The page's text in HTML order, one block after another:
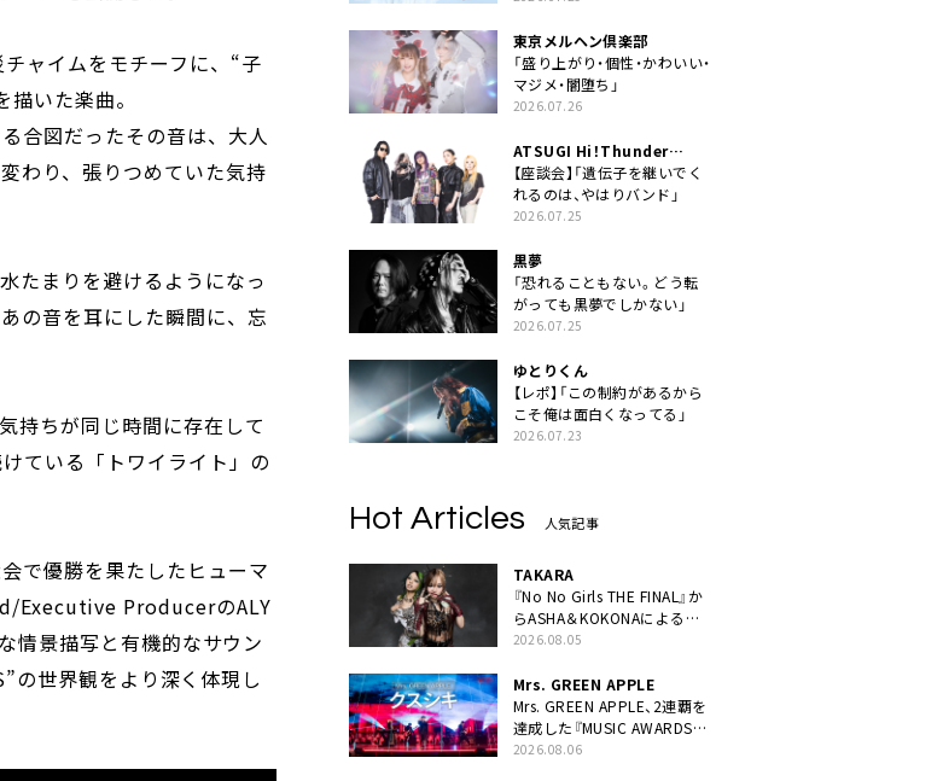
ャイムをモチーフに、“子
いた楽曲。
合図だったその音は、大人
わり、張りつめていた気持
たまりを避けるようになっ
の音を耳にした瞬間に、忘
持ちが同じ時間に存在して
ている「トワイライト」の
で優勝を果たしたヒューマ
Executive ProducerのALY
情景描写と有機的なサウン
の世界観をより深く体現し
東京メルヘン倶楽部
「盛り上がり・個性・かわいい・
マジメ・闇堕ち」
2026.07.26
ATSUGI Hi！Thunder
Rock Festival
【座談会】「遺伝子を継いでく
れるのは、やはりバンド」
2026.07.25
黒夢
「恐れることもない。どう転
がっても黒夢でしかない」
2026.07.25
ゆとりくん
【レポ】「この制約があるから
こそ俺は面白くなってる」
2026.07.23
Hot Articles 人気記事
TAKARA
『No No Girls THE FINAL』か
らASHA＆KOKONAによるユ
ニット・TAKARAがデビュー
2026.08.05
Mrs. GREEN APPLE
Mrs. GREEN APPLE、2連覇を
達成した『MUSIC AWARDS
JAPAN 2026』での「クスシ
2026.08.06